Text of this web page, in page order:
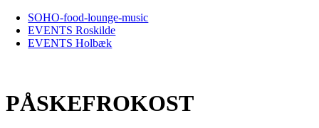
Skip
content
SOHO-food-lounge-music
EVENTS Roskilde
EVENTS Holbæk
PÅSKEFROKOST